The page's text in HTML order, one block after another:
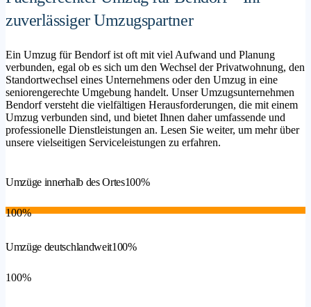
zuverlässiger Umzugspartner
Ein Umzug für Bendorf ist oft mit viel Aufwand und Planung
verbunden, egal ob es sich um den Wechsel der Privatwohnung, den
Standortwechsel eines Unternehmens oder den Umzug in eine
seniorengerechte Umgebung handelt. Unser Umzugsunternehmen
Bendorf versteht die vielfältigen Herausforderungen, die mit einem
Umzug verbunden sind, und bietet Ihnen daher umfassende und
professionelle Dienstleistungen an. Lesen Sie weiter, um mehr über
unsere vielseitigen Serviceleistungen zu erfahren.
Umzüge innerhalb des Ortes100%
100%
Umzüge deutschlandweit100%
100%